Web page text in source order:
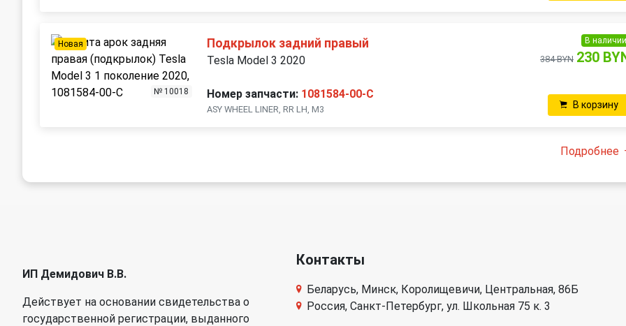
Новая
№ 10018
Подкрылок задний правый
Tesla Model 3 2020
Номер запчасти: 1081584-00-C
ASY WHEEL LINER, RR LH, M3
В наличии
384 BYN 230
В корзину
Подробнее
ИП Демидович В.В.
Действует на основании свидетельства о
государственной регистрации, выданного
Контакты
Беларусь, Минск, Королищевичи, Центральная, 86Б
Россия, Санкт-Петербург, ул. Школьная 75 к. 3